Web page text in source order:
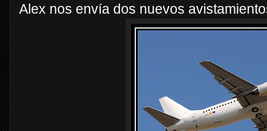
Alex nos envía dos nuevos